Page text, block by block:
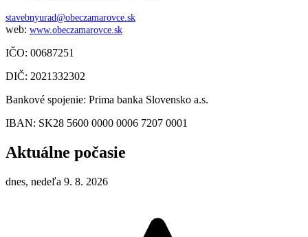
stavebnyurad@obeczamarovce.sk
web: www.obeczamarovce.sk
IČO: 00687251
DIČ: 2021332302
Bankové spojenie: Prima banka Slovensko a.s.
IBAN: SK28 5600 0000 0006 7207 0001
Aktuálne počasie
dnes, nedeľa 9. 8. 2026